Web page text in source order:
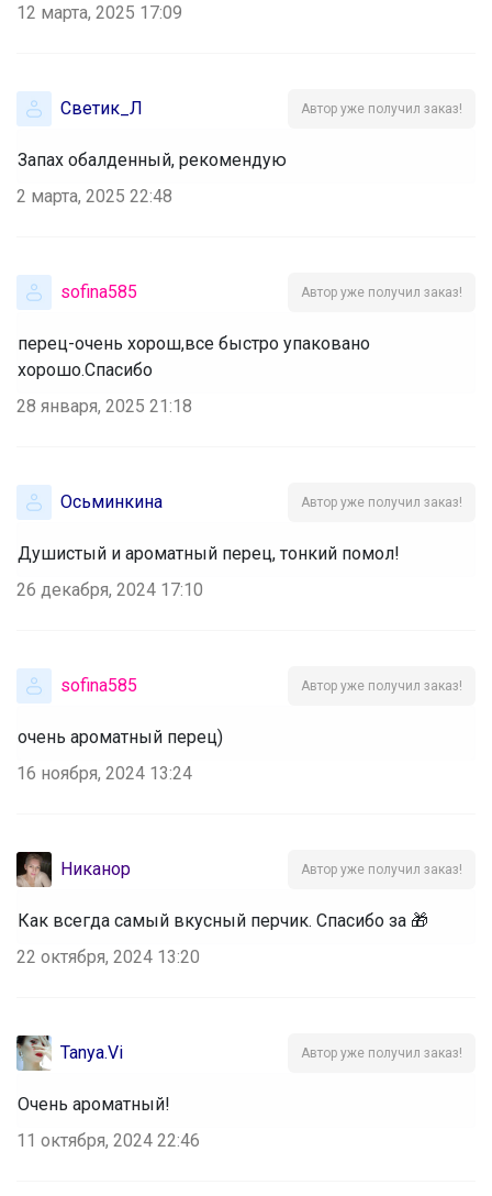
12 марта, 2025 17:09
Светик_Л Автор уже получил заказ!
Запах обалденный, рекомендую
2 марта, 2025 22:48
sofina585 Автор уже получил заказ!
перец-очень хорош,все быстро упаковано
хорошо.Спасибо
28 января, 2025 21:18
Осьминкина Автор уже получил заказ!
Душистый и ароматный перец, тонкий помол!
26 декабря, 2024 17:10
sofina585 Автор уже получил заказ!
очень ароматный перец)
16 ноября, 2024 13:24
Никанор Автор уже получил заказ!
Как всегда самый вкусный перчик. Спасибо за 🎁
22 октября, 2024 13:20
Tanya.Vi Автор уже получил заказ!
Очень ароматный!
11 октября, 2024 22:46